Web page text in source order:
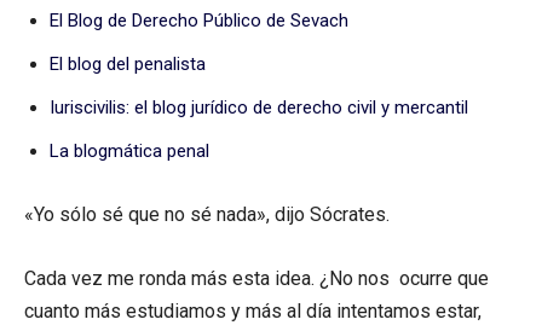
El Blog de Derecho Público de Sevach
El blog del penalista
Iuriscivilis: el blog jurídico de derecho civil y mercantil
La blogmática penal
«Yo sólo sé que no sé nada», dijo Sócrates.
Cada vez me ronda más esta idea. ¿No nos ocurre que
cuanto más estudiamos y más al día intentamos estar,